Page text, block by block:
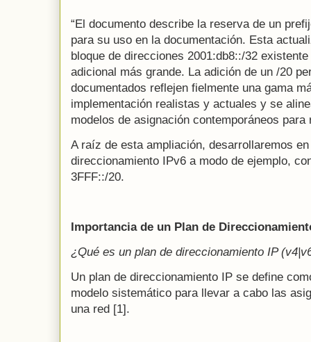
“El documento describe la reserva de un
para su uso en la documentación. Esta
bloque de direcciones 2001:db8::/32
adicional más grande. La adición de un /20
documentados reflejen fielmente una gama
implementación realistas y actuales y se
modelos de asignación contemporáneos para
A raíz de esta ampliación, desarrollaremos
direccionamiento IPv6 a modo de ejemplo,
3FFF::/20.
Importancia de un Plan de
¿Qué es un plan de direccionamiento IP
Un plan de direccionamiento IP se define
modelo sistemático para llevar a cabo las
una red [1].